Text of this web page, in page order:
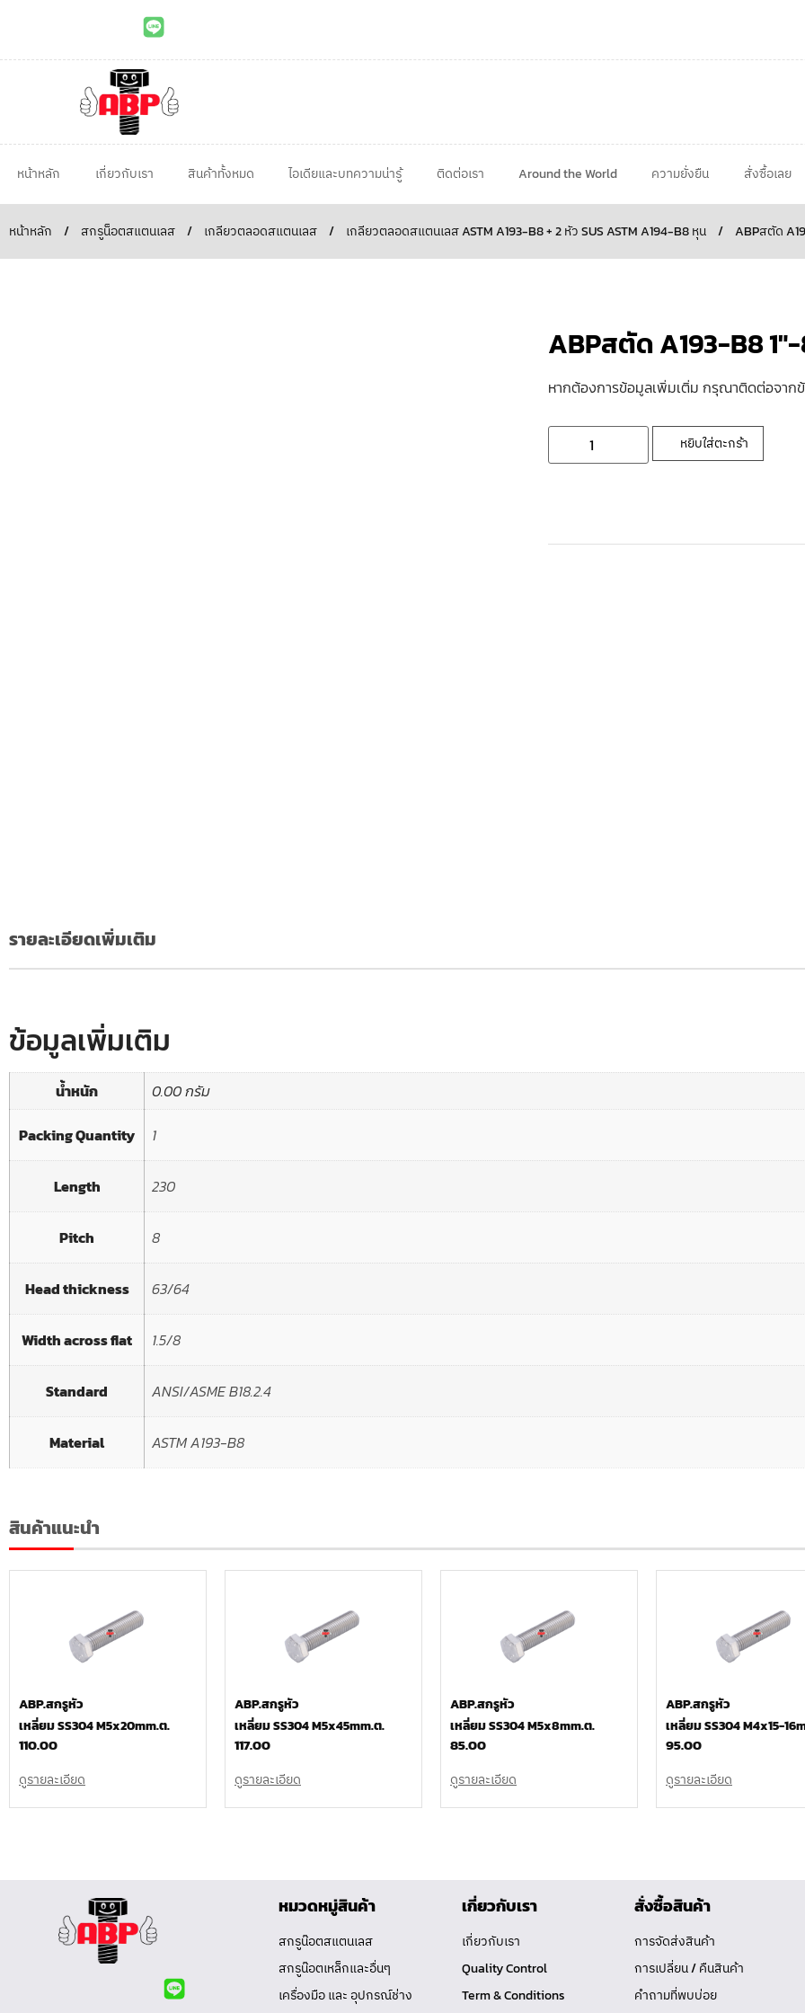
หน้าหลัก เกี่ยวกับเรา สินค้าทั้งหมด ไอเดียและบทความน่ารู้ ติดต่อเรา Around the World ความยั่งยืน สั่งซื้อเลย
หน้าหลัก / สกรูน็อตสแตนเลส / เกลียวตลอดสแตนเลส / เกลียวตลอดสแตนเลส ASTM A193-B8 + 2 หัว SUS ASTM A194-B8 หุน / ABPสตัด
ABPสตัด A193-B8
หากต้องการข้อมูลเพิ่มเติ่ม กรุณาติดต่อจาก
หยิบใส่ตะกร้า
รายละเอียดเพิ่มเติม
ข้อมูลเพิ่มเติม
น้ำหนัก 0.00 กรัม
Packing Quantity 1
Length 230
Pitch 8
Head thickness 63/64
Width across flat 1.5/8
Standard ANSI/ASME B18.2.4
Material ASTM A193-B8
สินค้าแนะนำ
ABP.สกรูหัว
เหลี่ยม SS304 M5x20mm.ต.
110.00
ดูรายละเอียด
ABP.สกรูหัว
เหลี่ยม SS304 M5x45mm.ต.
117.00
ดูรายละเอียด
ABP.สกรูหัว
เหลี่ยม SS304 M5x8mm.ต.
85.00
ดูรายละเอียด
ABP.สกรูหัว
เหลี่ยม SS304 M4x15-
95.00
ดูรายละเอียด
หมวดหมู่สินค้า
สกรูน๊อตสแตนเลส
สกรูน๊อตเหล็กและอื่นๆ
เครื่องมือ และ อุปกรณ์ช่าง
เกี่ยวกับเรา
เกี่ยวกับเรา
Quality Control
Term & Conditions
สั่งซื้อสินค้า
การจัดส่งสินค้า
การเปลี่ยน / คืนสินค้า
คำถามที่พบบ่อย